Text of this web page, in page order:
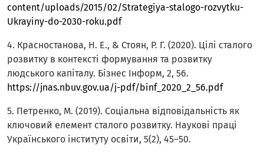
content/uploads/2015/02/Strategiya-stalogo-rozvytku-
Ukrayiny-do-2030-roku.pdf
4. Красностанова, Н. Е., & Стоян, Р. Г. (2020). Цілі сталого
розвитку в контексті формування та розвитку
людського капіталу. Бізнес Інформ, 2, 56.
https://jnas.nbuv.gov.ua/j-pdf/binf_2020_2_56.pdf
5. Петренко, М. (2019). Соціальна відповідальність як
ключовий елемент сталого розвитку. Наукові праці
Українського інституту освіти, 5(2), 45–50.